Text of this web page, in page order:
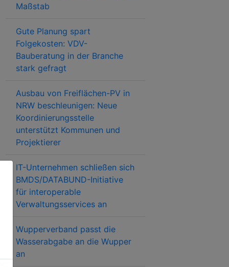
Maßstab
Gute Planung spart
Folgekosten: VDV-
Bauberatung in der Branche
stark gefragt
Ausbau von Freiflächen-PV in
NRW beschleunigen: Neue
Koordinierungsstelle
unterstützt Kommunen und
Projektierer
IT-Unternehmen schließen sich
BMDS/DATABUND-Initiative
für interoperable
Verwaltungsservices an
Wupperverband passt die
Wasserabgabe an die Wupper
an